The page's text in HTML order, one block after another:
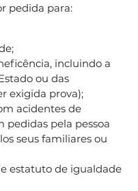
pedida para:
incluindo a
ou das
exigida prova);
acidentes de
pedidas pela pessoa
seus familiares ou
estatuto de igualdade